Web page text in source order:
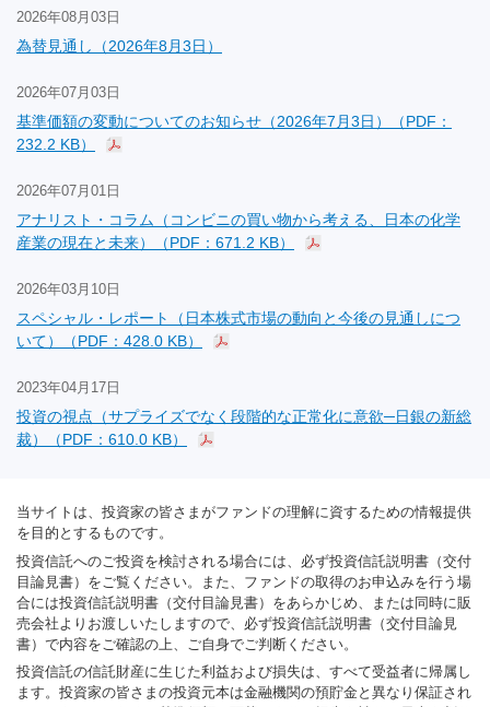
2026年08月03日
為替見通し（2026年8月3日）
2026年07月03日
基準価額の変動についてのお知らせ（2026年7月3日）（PDF：
232.2 KB）
2026年07月01日
アナリスト・コラム（コンビニの買い物から考える、日本の化学
産業の現在と未来）（PDF：671.2 KB）
2026年03月10日
スペシャル・レポート（日本株式市場の動向と今後の見通しにつ
いて）（PDF：428.0 KB）
2023年04月17日
投資の視点（サプライズでなく段階的な正常化に意欲─日銀の新総
裁）（PDF：610.0 KB）
当サイトは、投資家の皆さまがファンドの理解に資するための情報提供
を目的とするものです。
投資信託へのご投資を検討される場合には、必ず投資信託説明書（交付
目論見書）をご覧ください。また、ファンドの取得のお申込みを行う場
合には投資信託説明書（交付目論見書）をあらかじめ、または同時に販
売会社よりお渡しいたしますので、必ず投資信託説明書（交付目論見
書）で内容をご確認の上、ご自身でご判断ください。
投資信託の信託財産に生じた利益および損失は、すべて受益者に帰属し
ます。投資家の皆さまの投資元本は金融機関の預貯金と異なり保証され